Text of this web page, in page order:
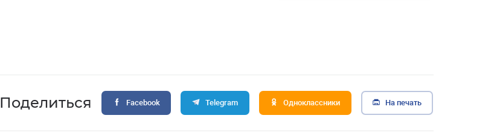
Поделиться Facebook Telegram Одноклассники На печать